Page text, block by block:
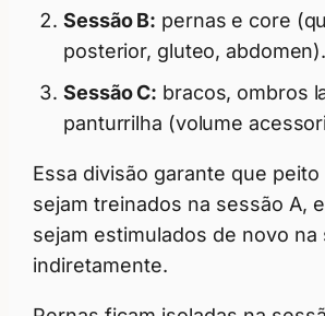
Sessão B: pernas e core
posterior, gluteo, abdomen).
Sessão C: bracos, ombros
panturrilha (volume
Essa divisão garante que
sejam treinados na sessão A,
sejam estimulados de novo na
indiretamente.